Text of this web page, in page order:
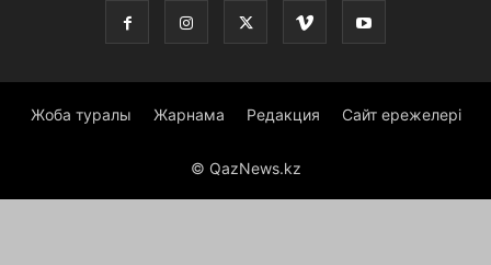
Жоба туралы Жарнама Редакция Сайт ережелері
© QazNews.kz